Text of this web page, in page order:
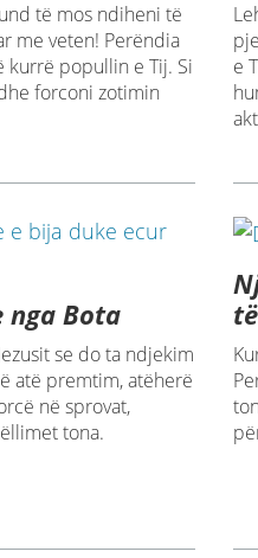
të mos ndiheni të
me veten! Perëndia
kurrë popullin e Tij. Si
forconi zotimin
e
nga Bota
se do ta ndjekim
atë premtim, atëherë
në sprovat,
tona.